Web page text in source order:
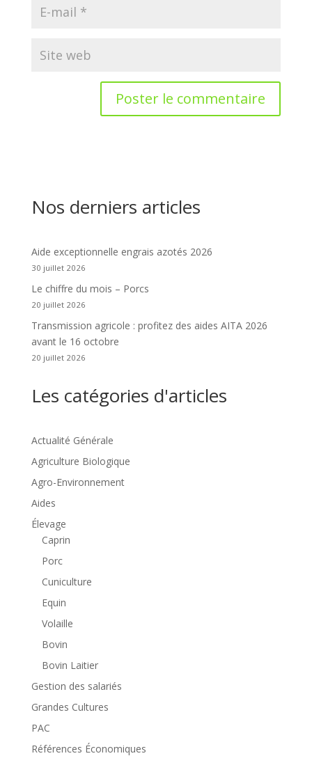
Nos derniers articles
Aide exceptionnelle engrais azotés 2026
30 juillet 2026
Le chiffre du mois – Porcs
20 juillet 2026
Transmission agricole : profitez des aides AITA 2026
avant le 16 octobre
20 juillet 2026
Les catégories d'articles
Actualité Générale
Agriculture Biologique
Agro-Environnement
Aides
Élevage
Caprin
Porc
Cuniculture
Equin
Volaille
Bovin
Bovin Laitier
Gestion des salariés
Grandes Cultures
PAC
Références Économiques